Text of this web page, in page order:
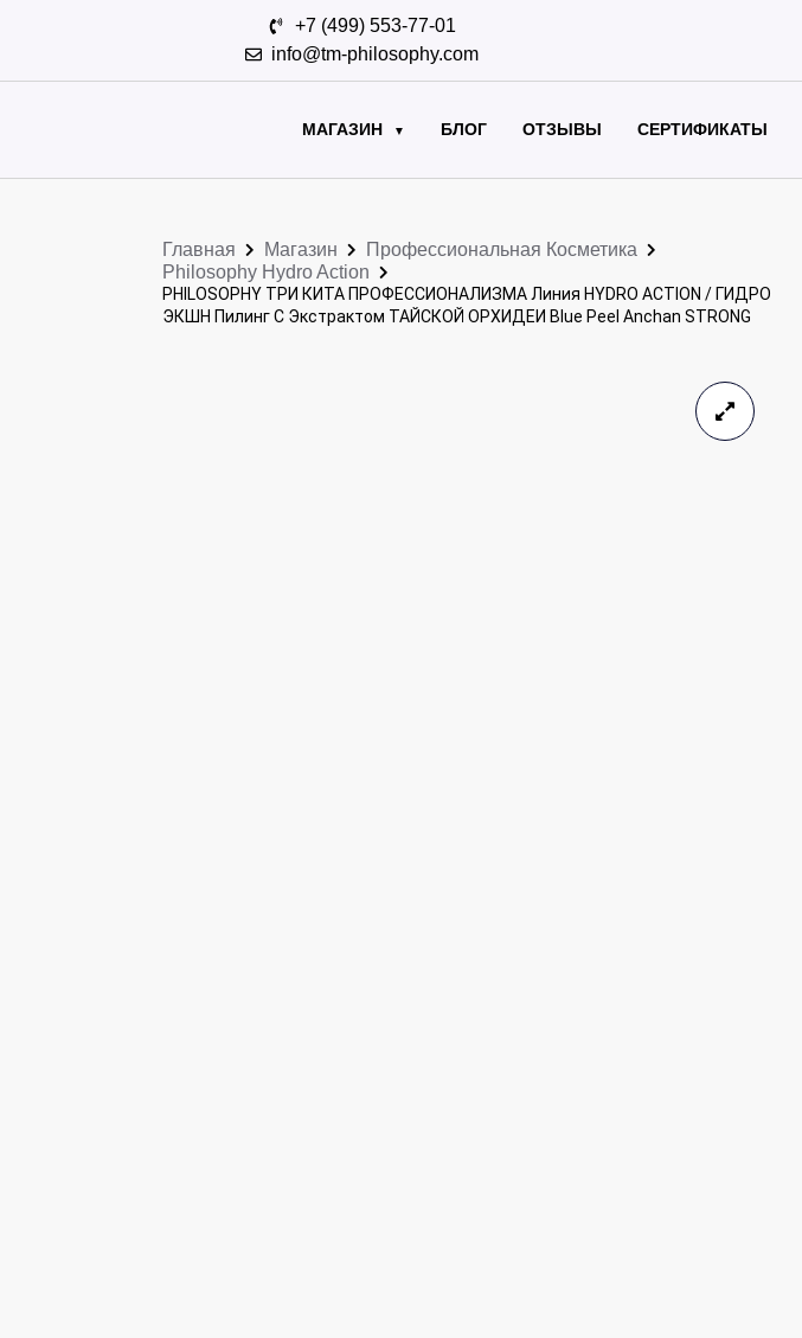
+7 (499) 553-77-01
info@tm-philosophy.com
МАГАЗИН ▼ БЛОГ ОТЗЫВЫ СЕРТИФИКАТЫ
Главная Магазин
Профессиональная Косметика
Philosophy Hydro Action
PHILOSOPHY ТРИ КИТА ПРОФЕССИОНАЛИЗМА Линия HYDRO ACTION / ГИДРО
ЭКШН Пилинг С Экстрактом ТАЙСКОЙ ОРХИДЕИ Blue Peel Anchan STRONG